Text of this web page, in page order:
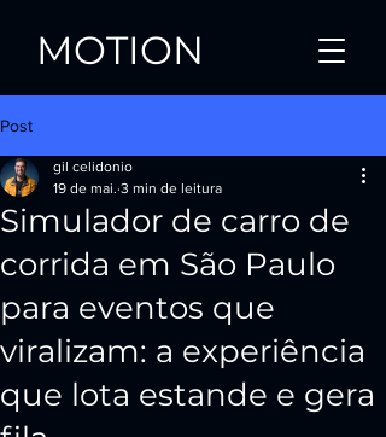
MOTION
Post
Simulador de carro de
corrida em São Paulo
para eventos que
viralizam: a experiência
que lota estande e gera
gil celidonio
19 de mai. 3 min de leitura